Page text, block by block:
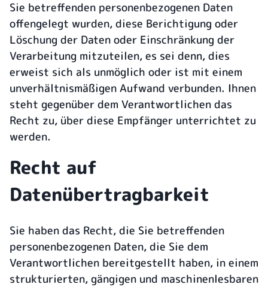
Sie betreffenden personenbezogenen Daten
offengelegt wurden, diese Berichtigung oder
Löschung der Daten oder Einschränkung der
Verarbeitung mitzuteilen, es sei denn, dies
erweist sich als unmöglich oder ist mit einem
unverhältnismäßigen Aufwand verbunden. Ihnen
steht gegenüber dem Verantwortlichen das
Recht zu, über diese Empfänger unterrichtet zu
werden.
Recht auf
Datenübertragbarkeit
Sie haben das Recht, die Sie betreffenden
personenbezogenen Daten, die Sie dem
Verantwortlichen bereitgestellt haben, in einem
strukturierten, gängigen und maschinenlesbaren